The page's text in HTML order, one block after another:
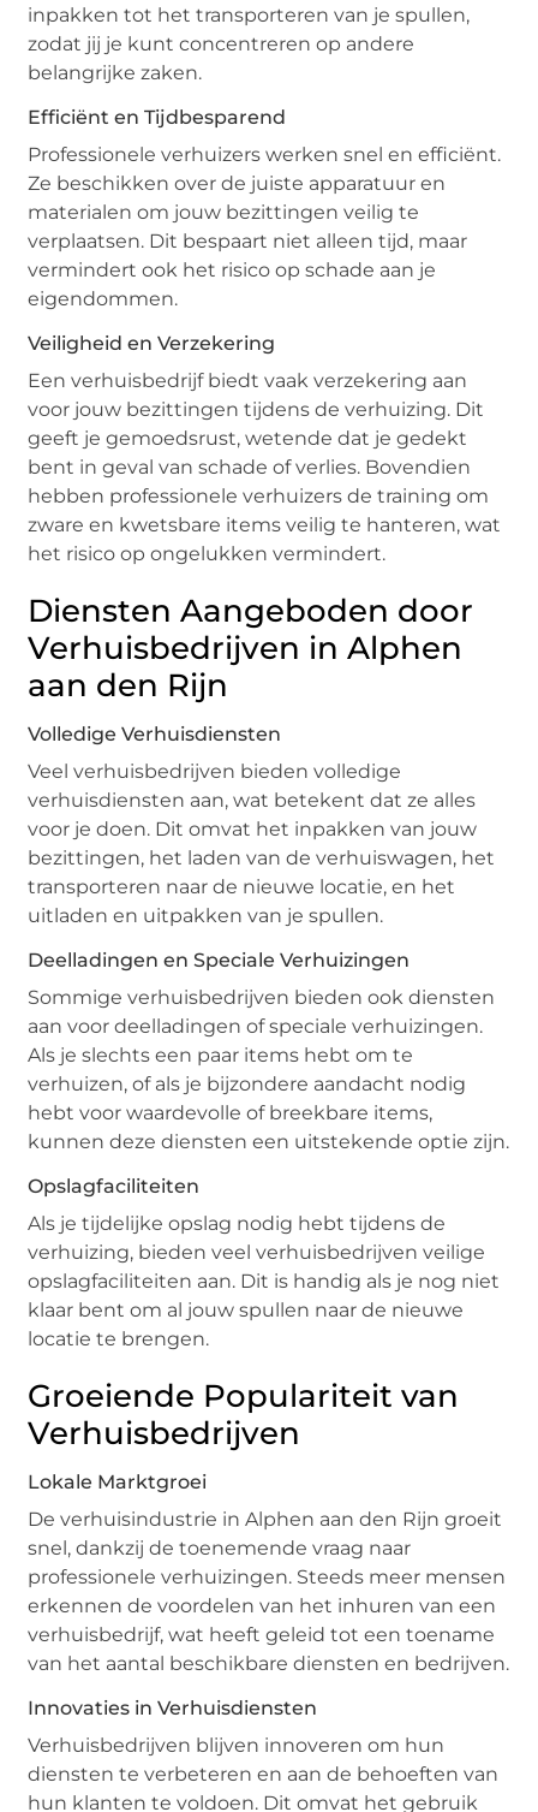
inpakken tot het transporteren van je spullen,
zodat jij je kunt concentreren op andere
belangrijke zaken.
Efficiënt en Tijdbesparend
Professionele verhuizers werken snel en efficiënt.
Ze beschikken over de juiste apparatuur en
materialen om jouw bezittingen veilig te
verplaatsen. Dit bespaart niet alleen tijd, maar
vermindert ook het risico op schade aan je
eigendommen.
Veiligheid en Verzekering
Een verhuisbedrijf biedt vaak verzekering aan
voor jouw bezittingen tijdens de verhuizing. Dit
geeft je gemoedsrust, wetende dat je gedekt
bent in geval van schade of verlies. Bovendien
hebben professionele verhuizers de training om
zware en kwetsbare items veilig te hanteren, wat
het risico op ongelukken vermindert.
Diensten Aangeboden door
Verhuisbedrijven in Alphen
aan den Rijn
Volledige Verhuisdiensten
Veel verhuisbedrijven bieden volledige
verhuisdiensten aan, wat betekent dat ze alles
voor je doen. Dit omvat het inpakken van jouw
bezittingen, het laden van de verhuiswagen, het
transporteren naar de nieuwe locatie, en het
uitladen en uitpakken van je spullen.
Deelladingen en Speciale Verhuizingen
Sommige verhuisbedrijven bieden ook diensten
aan voor deelladingen of speciale verhuizingen.
Als je slechts een paar items hebt om te
verhuizen, of als je bijzondere aandacht nodig
hebt voor waardevolle of breekbare items,
kunnen deze diensten een uitstekende optie zijn.
Opslagfaciliteiten
Als je tijdelijke opslag nodig hebt tijdens de
verhuizing, bieden veel verhuisbedrijven veilige
opslagfaciliteiten aan. Dit is handig als je nog niet
klaar bent om al jouw spullen naar de nieuwe
locatie te brengen.
Groeiende Populariteit van
Verhuisbedrijven
Lokale Marktgroei
De verhuisindustrie in Alphen aan den Rijn groeit
snel, dankzij de toenemende vraag naar
professionele verhuizingen. Steeds meer mensen
erkennen de voordelen van het inhuren van een
verhuisbedrijf, wat heeft geleid tot een toename
van het aantal beschikbare diensten en bedrijven.
Innovaties in Verhuisdiensten
Verhuisbedrijven blijven innoveren om hun
diensten te verbeteren en aan de behoeften van
hun klanten te voldoen. Dit omvat het gebruik